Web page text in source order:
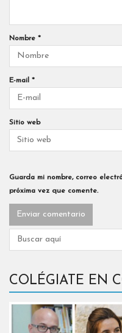
Nombre *
E-mail *
Sitio web
Guarda mi nombre, correo
próxima vez que comente.
COLÉGIATE EN